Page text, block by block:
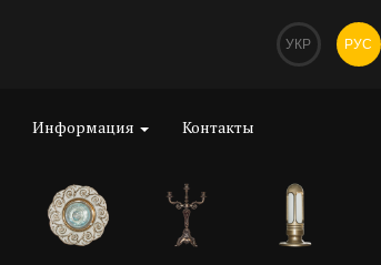
УКР РУС
Информация Контакты